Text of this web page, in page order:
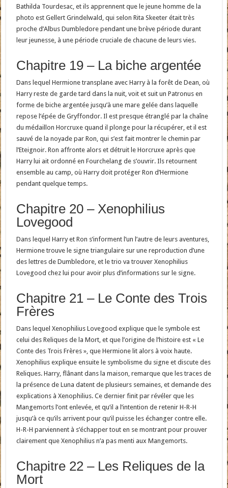
Bathilda Tourdesac, et ils apprennent que le jeune homme de la
photo est Gellert Grindelwald, qui selon Rita Skeeter était très
proche d’Albus Dumbledore pendant une brève période durant
leur jeunesse, à une période cruciale de chacune de leurs vies.
Chapitre 19 – La biche argentée
Dans lequel Hermione transplane avec Harry à la forêt de Dean, où
Harry reste de garde tard dans la nuit, voit et suit un Patronus en
forme de biche argentée jusqu’à une mare gelée dans laquelle
repose l’épée de Gryffondor. Il est presque étranglé par la chaîne
du médaillon Horcruxe quand il plonge pour la récupérer, et il est
sauvé de la noyade par Ron, qui s’est fait montrer le chemin par
l’Eteignoir. Ron affronte alors et détruit le Horcruxe après que
Harry lui ait ordonné en Fourchelang de s’ouvrir. Ils retournent
ensemble au camp, où Harry doit protéger Ron d’Hermione
pendant quelque temps.
Chapitre 20 – Xenophilius
Lovegood
Dans lequel Harry et Ron s’informent l’un l’autre de leurs aventures,
Hermione trouve le signe triangulaire sur une reproduction d’une
des lettres de Dumbledore, et le trio va trouver Xenophilius
Lovegood chez lui pour avoir plus d’informations sur le signe.
Chapitre 21 – Le Conte des Trois
Frères
Dans lequel Xenophilius Lovegood explique que le symbole est
celui des Reliques de la Mort, et que l’origine de l’histoire est « Le
Conte des Trois Frères », que Hermione lit alors à voix haute.
Xenophilius explique ensuite le symbolisme du signe et discute des
Reliques. Harry, flânant dans la maison, remarque que les traces de
la présence de Luna datent de plusieurs semaines, et demande des
explications à Xenophilius. Ce dernier finit par révéler que les
Mangemorts l’ont enlevée, et qu’il a l’intention de retenir H-R-H
jusqu’à ce qu’ils arrivent pour qu’il puisse les échanger contre elle.
H-R-H parviennent à s’échapper tout en se montrant pour prouver
clairement que Xenophilius n’a pas menti aux Mangemorts.
Chapitre 22 – Les Reliques de la
Mort